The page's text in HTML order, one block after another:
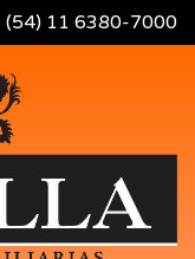
(54) 11 6380-7000